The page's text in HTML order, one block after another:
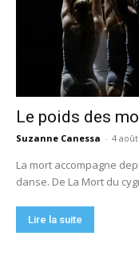
Le poids des
Suzanne Canessa - 4
La mort accompagne
danse. De La Mort du
Lire la suite